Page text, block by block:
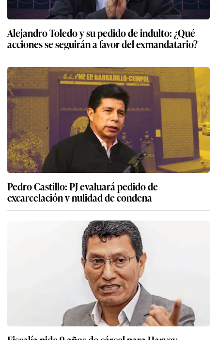
Alejandro Toledo y su pedido de indulto: ¿Qué
acciones se seguirán a favor del exmandatario?
Pedro Castillo: PJ evaluará pedido de
excarcelación y nulidad de condena